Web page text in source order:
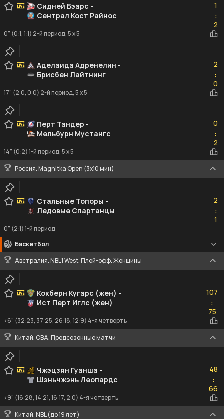
Сидней Бэарс -
Сентрал Кост Райнос
1
:2
2
0" (0:1, 1:1) 2-й период, 5 x 5
Аделаида Адренелин -
Брисбен Лайтнинг
2
:0
0
17" (2:0, 0:0) 2-й период, 5 x 5
Перт Тандер -
Мельбурн Мустангс
0
:2
2
14" (0:2) 1-й период, 5 x 5
Россия. Magnitka Open (3х10 мин)
Стальные Топоры -
Ледовые Спартанцы
2
:1
1
0" (2:1) 1-й период
Баскетбол
Австралия. NBL1 West. Плей-офф. Женщины
Кокберн Кугарс (жен) -
Ист Перт Иглс (жен)
107
:75
75
<6" (32:23, 37:25, 26:18, 12:9) 4-я четверть
Китай. CBA. Предсезонные матчи
Чжэцзян Гуанша -
Шэньчжэнь Леопардс
48
:66
66
<9" (16:28, 14:21, 16:17, 2:0) 4-я четверть
Китай. NBL (до 19 лет)